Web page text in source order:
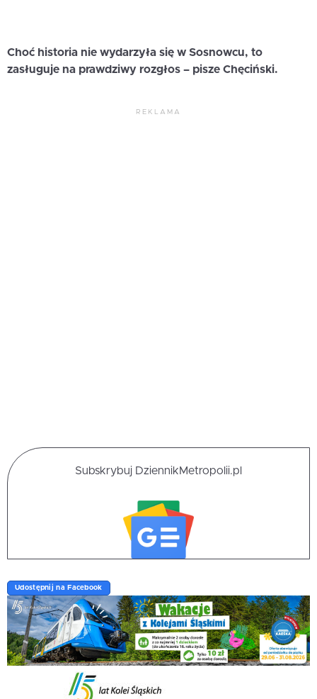
Choć historia nie wydarzyła się w Sosnowcu, to
zasługuje na prawdziwy rozgłos – pisze Chęciński.
REKLAMA
Subskrybuj DziennikMetropolii.pl
Udostępnij na Facebook